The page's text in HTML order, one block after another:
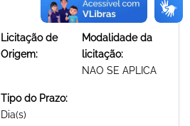
Licitação de
Origem:
Modalidade da
licitação:
NAO SE APLICA
Tipo do Prazo:
Dia(s)